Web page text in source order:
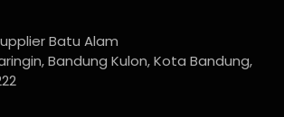
Batu Alam
Bandung Kulon, Kota Bandung,